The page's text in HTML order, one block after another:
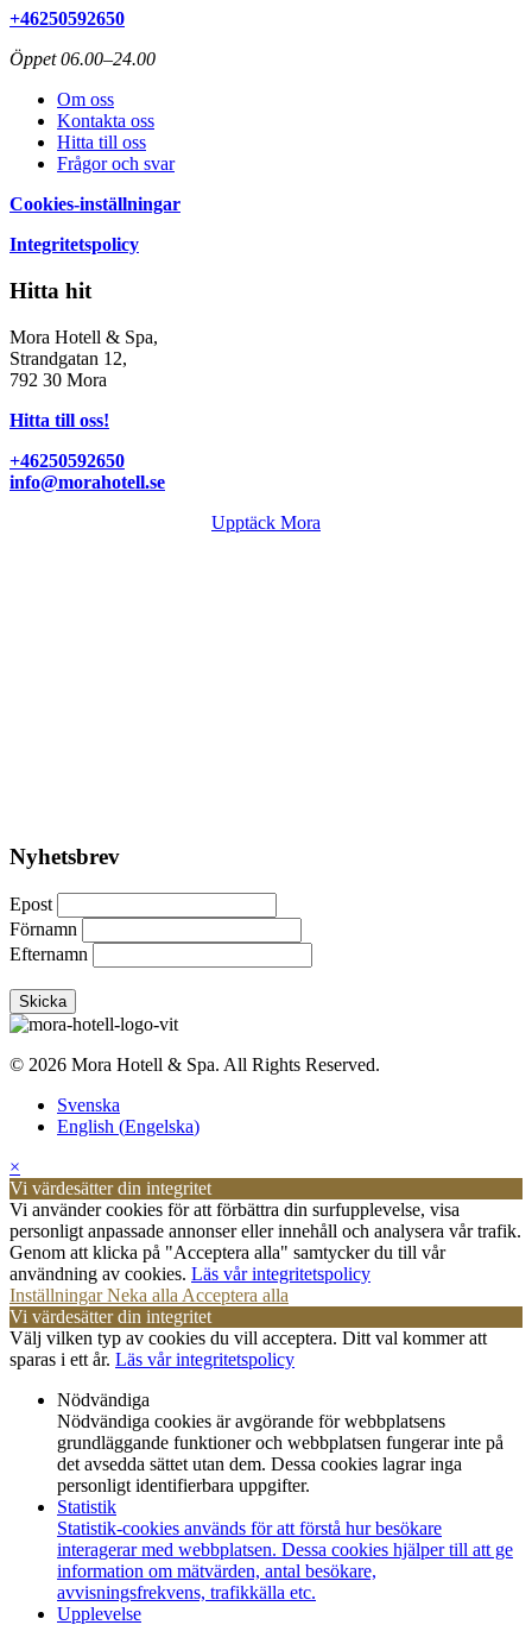
+46250592650
Öppet 06.00–24.00
Om oss
Kontakta oss
Hitta till oss
Frågor och svar
Cookies-inställningar
Integritetspolicy
Hitta hit
Mora Hotell & Spa,
Strandgatan 12,
792 30 Mora
Hitta till oss!
+46250592650
info@morahotell.se
Upptäck Mora
Nyhetsbrev
Epost
Förnamn
Efternamn
© 2026 Mora Hotell & Spa. All Rights Reserved.
Svenska
English (Engelska)
×
Vi värdesätter din integritet
Vi använder cookies för att förbättra din surfupplevelse, visa
personligt anpassade annonser eller innehåll och analysera vår trafik.
Genom att klicka på "Acceptera alla" samtycker du till vår
användning av cookies. Läs vår integritetspolicy
InställningarNeka alla Acceptera alla
Vi värdesätter din integritet
Välj vilken typ av cookies du vill acceptera. Ditt val kommer att
sparas i ett år. Läs vår integritetspolicy
Nödvändiga
Nödvändiga cookies är avgörande för webbplatsens
grundläggande funktioner och webbplatsen fungerar inte på
det avsedda sättet utan dem. Dessa cookies lagrar inga
personligt identifierbara uppgifter.
Statistik
Statistik-cookies används för att förstå hur besökare
interagerar med webbplatsen. Dessa cookies hjälper till att ge
information om mätvärden, antal besökare,
avvisningsfrekvens, trafikkälla etc.
Upplevelse